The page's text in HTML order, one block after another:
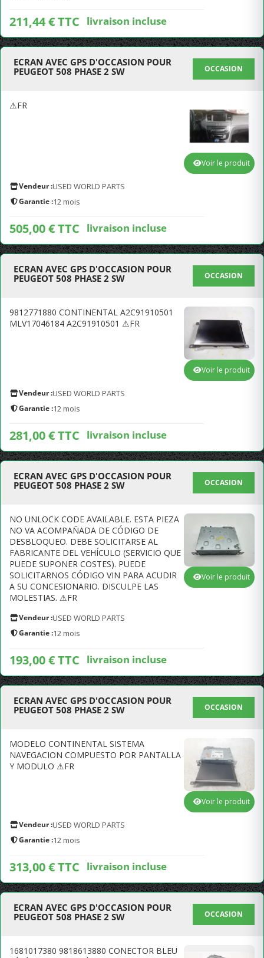
211,44 € TTC livraison incluse
ECRAN AVEC GPS D'OCCASION POUR
PEUGEOT 508 PHASE 2 SW
OCCASION
⚠FR
Vendeur :USED WORLD PARTS
Garantie :12 mois
505,00 € TTC livraison incluse
Voir le produit
ECRAN AVEC GPS D'OCCASION POUR
PEUGEOT 508 PHASE 2 SW
OCCASION
9812771880 CONTINENTAL A2C91910501
MLV17046184 A2C91910501 ⚠FR
Vendeur :USED WORLD PARTS
Garantie :12 mois
281,00 € TTC livraison incluse
Voir le produit
ECRAN AVEC GPS D'OCCASION POUR
PEUGEOT 508 PHASE 2 SW
OCCASION
NO UNLOCK CODE AVAILABLE. ESTA PIEZA
NO VA ACOMPAÑADA DE CÓDIGO DE
DESBLOQUEO. DEBE SOLICITARSE AL
FABRICANTE DEL VEHÍCULO (SERVICIO QUE
PUEDE SUPONER COSTES). PUEDE
SOLICITARNOS CÓDIGO VIN PARA ACUDIR
A SU CONCESIONARIO. DISCULPE LAS
MOLESTIAS. ⚠FR
Vendeur :USED WORLD PARTS
Garantie :12 mois
193,00 € TTC livraison incluse
Voir le produit
ECRAN AVEC GPS D'OCCASION POUR
PEUGEOT 508 PHASE 2 SW
OCCASION
MODELO CONTINENTAL SISTEMA
NAVEGACION COMPUESTO POR PANTALLA
Y MODULO ⚠FR
Vendeur :USED WORLD PARTS
Garantie :12 mois
313,00 € TTC livraison incluse
Voir le produit
ECRAN AVEC GPS D'OCCASION POUR
PEUGEOT 508 PHASE 2 SW
OCCASION
1681017380 9818613880 CONECTOR BLEU